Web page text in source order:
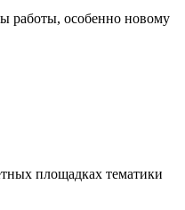
работы, особенно новому
площадках тематики